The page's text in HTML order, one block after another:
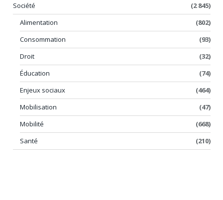
Société
(2 845)
Alimentation
(802)
Consommation
(93)
Droit
(32)
Éducation
(74)
Enjeux sociaux
(464)
Mobilisation
(47)
Mobilité
(668)
Santé
(210)